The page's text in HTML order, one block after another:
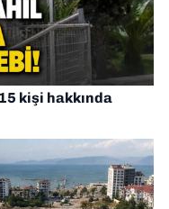
kişi hakkında